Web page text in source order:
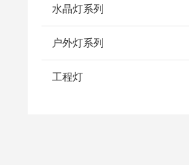
水晶灯系列
户外灯系列
工程灯